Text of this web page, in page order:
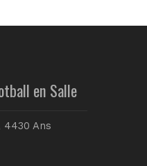
en Salle
4430 Ans